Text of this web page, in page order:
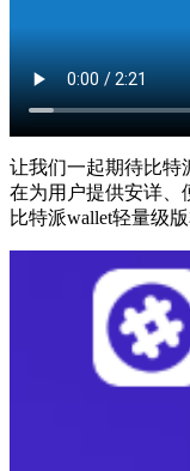
让我们一起期待比特
在为用户提供安详、
比特派wallet轻量级